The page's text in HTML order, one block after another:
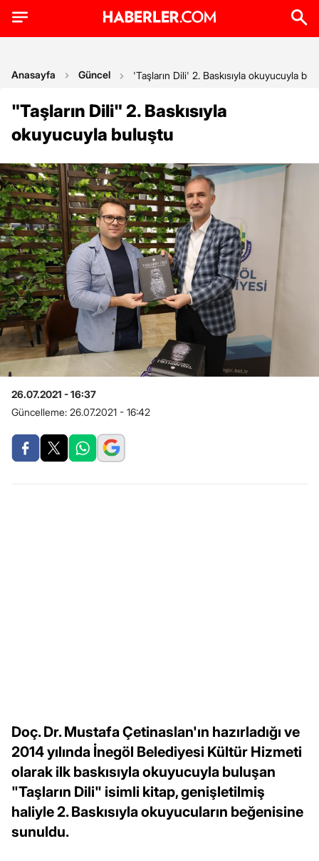
Anasayfa Güncel 'Taşların Dili' 2. Baskısıyla okuyucuyla
"Taşların Dili" 2. Baskısıyla
okuyucuyla buluştu
26.07.2021 - 16:37
Güncelleme: 26.07.2021 - 16:42
Doç. Dr. Mustafa Çetinaslan'ın hazırladığı ve
2014 yılında İnegöl Belediyesi Kültür Hizmeti
olarak ilk baskısıyla okuyucuyla buluşan
"Taşların Dili" isimli kitap, genişletilmiş
haliyle 2. Baskısıyla okuyucuların beğenisine
sunuldu.